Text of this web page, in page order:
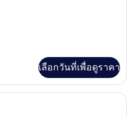
เลือกวันที่เพื่อดูราคา
ห้องซูพีเรียสวีท | เครื่องนอนระดับพรี